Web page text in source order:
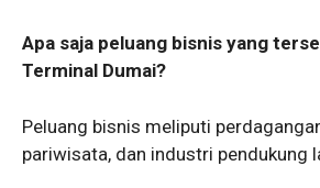
Apa saja peluang bisnis yang
Terminal Dumai?
Peluang bisnis meliputi
pariwisata, dan industri pendukung